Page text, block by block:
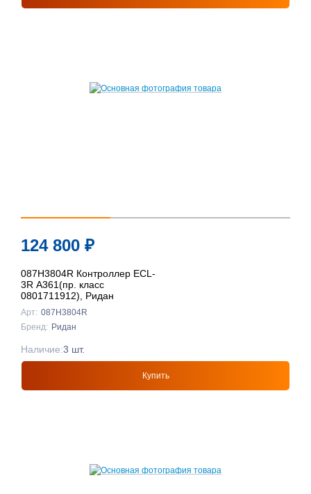
124 800 ₽
087H3804R Контроллер ECL-
3R A361(пр. класс
0801711912), Ридан
Арт: 087H3804R
Бренд: Ридан
Купить
Наличие:3 шт.